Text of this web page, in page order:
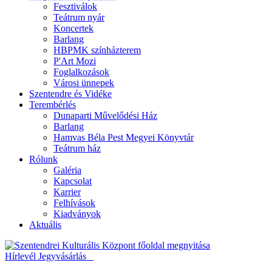
Fesztiválok
Teátrum nyár
Koncertek
Barlang
HBPMK színházterem
P'Art Mozi
Foglalkozások
Városi ünnepek
Szentendre és Vidéke
Terembérlés
Dunaparti Művelődési Ház
Barlang
Hamvas Béla Pest Megyei Könyvtár
Teátrum ház
Rólunk
Galéria
Kapcsolat
Karrier
Felhívások
Kiadványok
Aktuális
Hírlevél Jegyvásárlás